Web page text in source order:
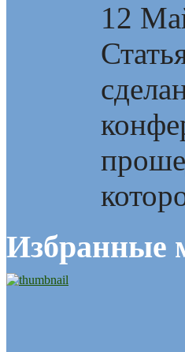
12
Избранные